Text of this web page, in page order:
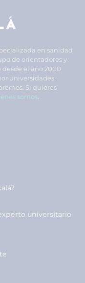
en sanidad
de orientadores y
el año 2000
universidades,
Si quieres
somos
universitario